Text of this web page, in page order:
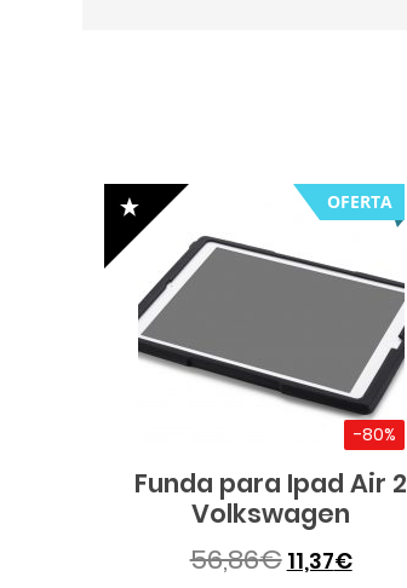
-80%
OFERTA
Funda para Ipad Air 2
Volkswagen
56,86€ 11,37€